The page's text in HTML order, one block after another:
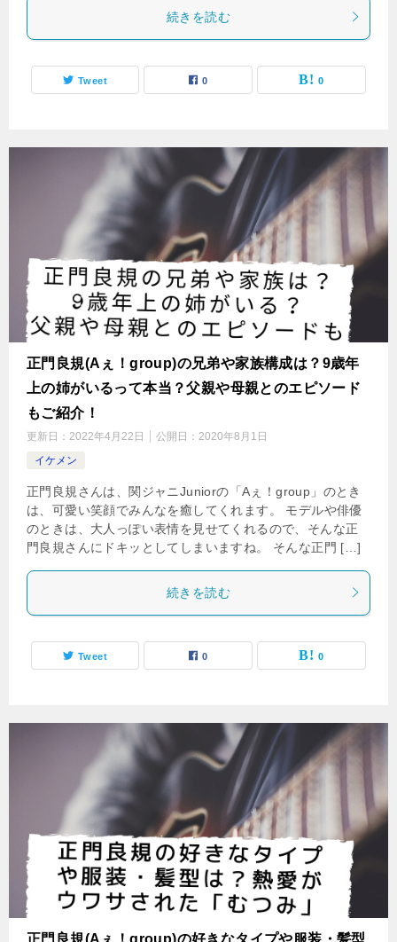
続きを読む
Tweet 0 0
正門良規(Aぇ！group)の兄弟や家族構成は？9歳年
上の姉がいるって本当？父親や母親とのエピソード
もご紹介！
更新日： 2022年4月22日 公開日： 2020年8月1日
イケメン
正門良規さんは、関ジャニJuniorの「Aぇ！group」のとき
は、可愛い笑顔でみんなを癒してくれます。 モデルや俳優
のときは、大人っぽい表情を見せてくれるので、そんな正
門良規さんにドキッとしてしまいますね。 そんな正門 […]
続きを読む
Tweet 0 0
正門良規(Aぇ！group)の好きなタイプや服装・髪型